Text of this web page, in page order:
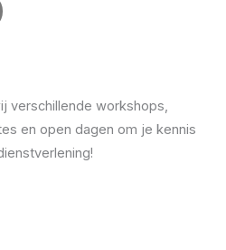
verschillende workshops,
en open dagen om je kennis